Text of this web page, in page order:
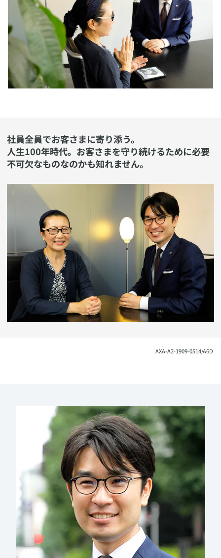
社員全員でお客さまに寄り添う。
人生100年時代。お客さまを守り続けるために必要
不可欠なものなのかも知れません。
​AXA-A2-1909-0514/A6D